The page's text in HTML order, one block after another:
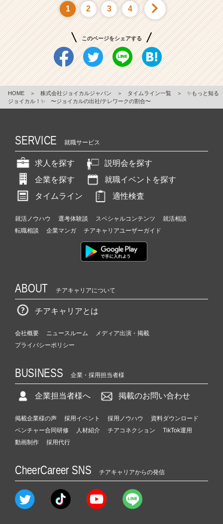
1 2 3 4
このページをシェアする
HOME ＞ 株式会社ジョイカルジャパン ＞ タイムライン一覧 ＞
✨もっと知る
ジョイカル！✨ 〜ジョイカルの出社/テレワークの割合〜
SERVICE 就職サービス
求人を探す
説明会を探す
企業を探す
就職イベントを探す
タイムライン
適性検査
就活ノウハウ 選考体験談 スペシャルコンテンツ
就活相談
転職相談
企業マンガ チアキャリアユーザーガイド
ABOUT チアキャリアについて
チアキャリアとは
会社概要 ニュースルーム
メディア出演・掲載
プライバシーポリシー
BUSINESS 企業・採用担当者様
企業担当者様へ 掲載のお問い合わせ
掲載企業様の声 採用イベント 採用ノウハウ
資料ダウンロード
ベンチャー合同研修
人材紹介 チアコネクション
TikTok運用
動画制作
採用代行
CheerCareer SNS チアキャリアからの発信